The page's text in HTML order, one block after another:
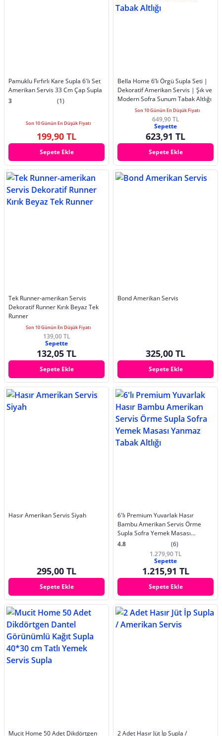
Pamuklu Fırfırlı Kare Supla 6'lı Set
Amerikan Servis 33 Cm Çap Supla
3
(1)
Son 10 Günün En Düşük Fiyatı
199,90 TL
Sepete Ekle
Bella Home 6’lı Örgü Supla Seti |
Dekoratif Amerikan Servis | Şık ve
Modern Sofra Sunum Tabak Altlığı
Son 10 Günün En Düşük Fiyatı
649,90 TL
Sepette
623,91 TL
Sepete Ekle
Tek Runner-amerikan Servis
Dekoratif Runner Kırık Beyaz Tek
Runner
Son 10 Günün En Düşük Fiyatı
139,00 TL
Sepette
132,05 TL
Sepete Ekle
Bond Amerikan Servis
325,00 TL
Sepete Ekle
Hasır Amerikan Servis Siyah
295,00 TL
Sepete Ekle
6'lı Premium Yuvarlak Hasır
Bambu Amerikan Servis Örme
Supla Sofra Yemek Masası
Yanmaz Tabak Altlığı
4.8
(6)
1.279,90 TL
Sepette
1.215,91 TL
Sepete Ekle
Mucit Home 50 Adet Dikdörtgen 2 Adet Hasır Jüt İp Supla /